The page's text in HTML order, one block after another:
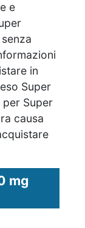
e
in
Super
per Super
causa
mg